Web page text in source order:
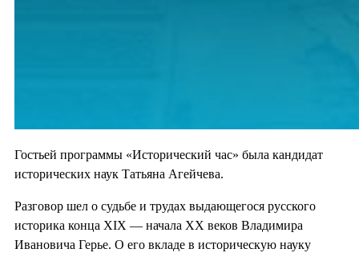
Гостьей программы «Исторический час» была кандидат
исторических наук Татьяна Агейчева.
Разговор шел о судьбе и трудах выдающегося русского
историка конца XIX — начала ХХ веков Владимира
Ивановича Герье. О его вкладе в историческую науку